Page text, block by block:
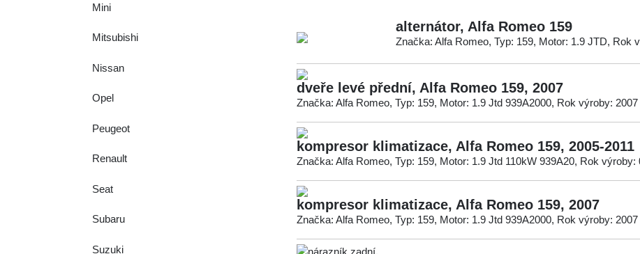
Mini
Mitsubishi
Nissan
Opel
Peugeot
Renault
Seat
Subaru
Suzuki
alternátor, Alfa Romeo 159
Značka: Alfa Romeo, Typ: 159, Motor: 1.9 JTD, Rok
dveře levé přední, Alfa Romeo 159, 2007
Značka: Alfa Romeo, Typ: 159, Motor: 1.9 Jtd 939A2000, Rok výroby: 2007
kompresor klimatizace, Alfa Romeo 159, 2005-2011
Značka: Alfa Romeo, Typ: 159, Motor: 1.9 Jtd 110kW 939A20, Rok výroby:
kompresor klimatizace, Alfa Romeo 159, 2007
Značka: Alfa Romeo, Typ: 159, Motor: 1.9 Jtd 939A2000, Rok výroby: 2007